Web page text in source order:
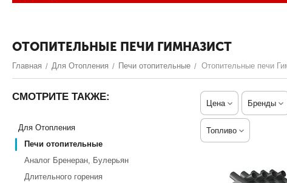
ОТОПИТЕЛЬНЫЕ ПЕЧИ ГИМНАЗИСТ
Главная / Для Отопления / Печи отопительные / Отопительные печи
Цена Бренды
Топливо
СМОТРИТЕ ТАКЖЕ:
Для Отопления
Печи отопительные
Аналог Бренеран, Булерьян
Длительного горения